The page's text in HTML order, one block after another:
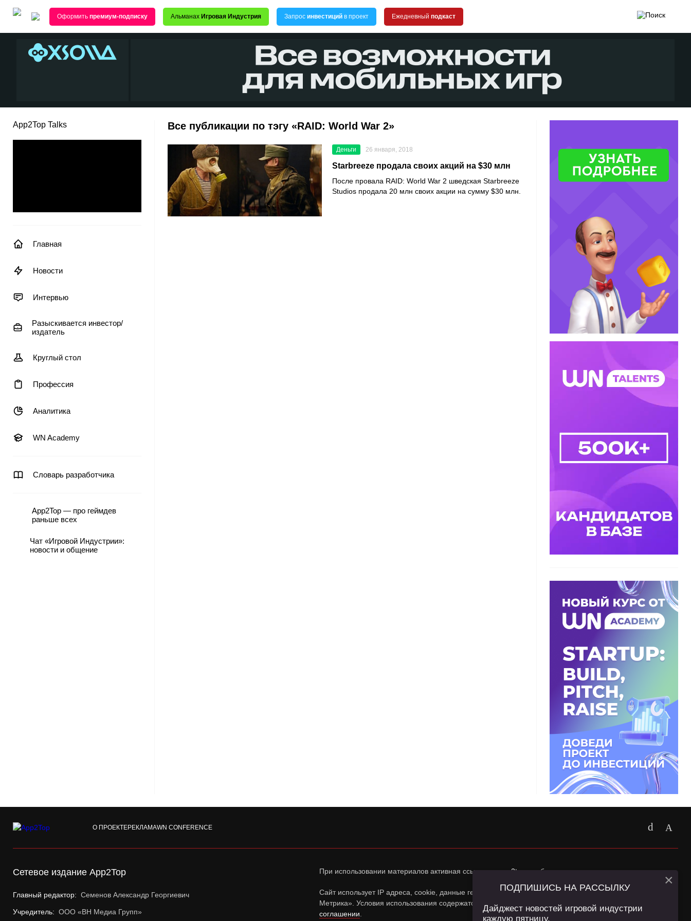
Оформить премиум-подписку Альманах Игровая Индустрия Запрос инвестиций в проект Ежедневный подкаст
App2Top Talks
Главная
Новости
Интервью
Разыскивается инвестор/
издатель
Круглый стол
Профессия
Аналитика
WN Academy
Словарь разработчика
App2Top — про геймдев
раньше всех
Чат «Игровой Индустрии»:
новости и общение
Все публикации по тэгу «RAID: World War 2»
Деньги 26 января, 2018
Starbreeze продала своих акций на $30 млн
После провала RAID: World War 2 шведская Starbreeze
Studios продала 20 млн своих акции на сумму $30 млн.
О ПРОЕКТЕРЕКЛАМАWN CONFERENCE
Сетевое издание App2Top
Главный редактор: Семенов Александр Георгиевич
Учредитель: ООО «ВН Медиа Групп»
При использовании материалов активная ссылка наapp2top.ruобязательна.
Сайт использует IP адреса, cookie, данные геолокации Пользователей сайта и сервис «Яндекс
Метрика». Условия использования содержатся в
Политике конфиденциальностии
соглашении
ПОДПИШИСЬ НА РАССЫЛКУ
Дайджест новостей игровой индустрии
каждую пятницу.
×